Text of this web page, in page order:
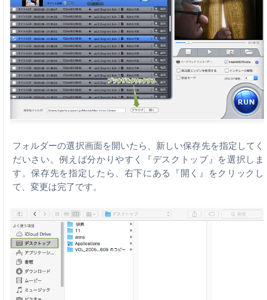
フォルダーの選択画面を開いたら、新しい保存先を指定してく
だいさい。例えば分かりやすく『デスクトップ』を選択しま
す。保存先を指定したら、右下にある『開く』をクリックし
て、変更は完了です。